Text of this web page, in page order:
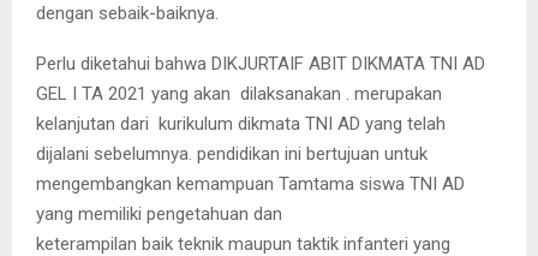
dengan sebaik-baiknya.
Perlu diketahui bahwa DIKJURTAIF ABIT DIKMATA TNI AD
GEL I TA 2021 yang akan dilaksanakan . merupakan
kelanjutan dari kurikulum dikmata TNI AD yang telah
dijalani sebelumnya. pendidikan ini bertujuan untuk
mengembangkan kemampuan Tamtama siswa TNI AD
yang memiliki pengetahuan dan
keterampilan baik teknik maupun taktik infanteri yang